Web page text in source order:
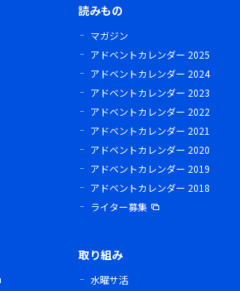
読みもの
マガジン
アドベントカレンダー 2025
アドベントカレンダー 2024
アドベントカレンダー 2023
アドベントカレンダー 2022
アドベントカレンダー 2021
アドベントカレンダー 2020
アドベントカレンダー 2019
アドベントカレンダー 2018
ライター募集
取り組み
水曜サ活